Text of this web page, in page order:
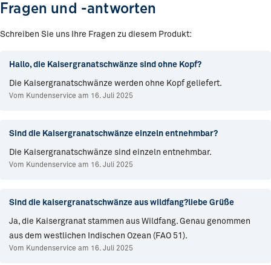
Fragen und -antworten
Schreiben Sie uns Ihre Fragen zu diesem Produkt:
Hallo, die Kaisergranatschwänze sind ohne Kopf?
Die Kaisergranatschwänze werden ohne Kopf geliefert.
Vom Kundenservice am 16. Juli 2025
Sind die Kaisergranatschwänze einzeln entnehmbar?
Die Kaisergranatschwänze sind einzeln entnehmbar.
Vom Kundenservice am 16. Juli 2025
Sind die kaisergranatschwänze aus wildfang?liebe Grüße
Ja, die Kaisergranat stammen aus Wildfang. Genau genommen
aus dem westlichen Indischen Ozean (FAO 51).
Vom Kundenservice am 16. Juli 2025